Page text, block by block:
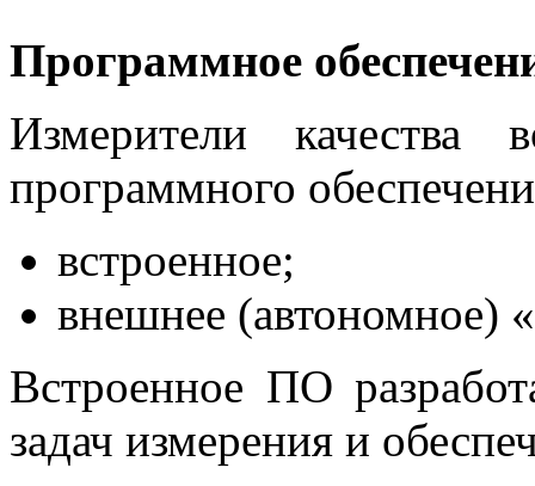
Программное
Измерители
программного
встроенное;
внешнее (автономное)
Встроенное ПО
задач измерения и